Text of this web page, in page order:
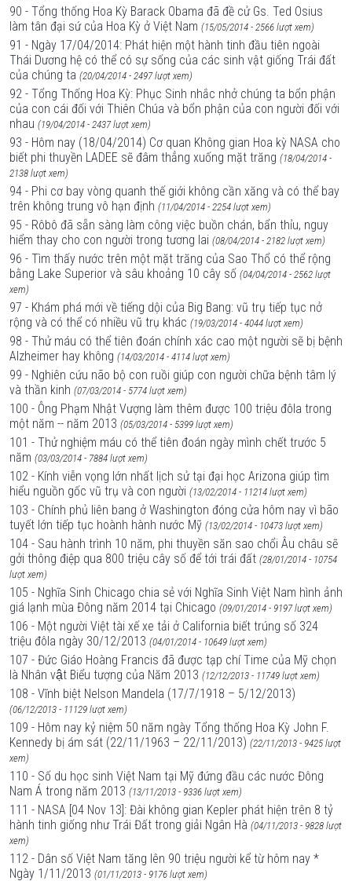
90 - Tổng thống Hoa Kỳ Barack Obama đã đề cử Gs. Ted Osius
làm tân đại sứ của Hoa Kỳ ở Việt Nam (15/05/2014 - 2566 lượt xem)
91 - Ngày 17/04/2014: Phát hiện một hành tinh đầu tiên ngoài
Thái Dương hệ có thể có sự sống của các sinh vật giống Trái đất
của chúng ta (20/04/2014 - 2497 lượt xem)
92 - Tổng Thống Hoa Kỳ: Phục Sinh nhắc nhở chúng ta bổn phận
của con cái đối với Thiên Chúa và bổn phận của con người đối với
nhau (19/04/2014 - 2437 lượt xem)
93 - Hôm nay (18/04/2014) Cơ quan Không gian Hoa kỳ NASA cho
biết phi thuyền LADEE sẽ đâm thẳng xuống mặt trăng (18/04/2014 -
2138 lượt xem)
94 - Phi cơ bay vòng quanh thế giới không cần xăng và có thể bay
trên không trung vô hạn định (11/04/2014 - 2254 lượt xem)
95 - Rôbô đã sẵn sàng làm công việc buồn chán, bẩn thỉu, nguy
hiểm thay cho con người trong tương lai (08/04/2014 - 2182 lượt xem)
96 - Tìm thấy nước trên một mặt trăng của Sao Thổ có thể rộng
bằng Lake Superior và sâu khoảng 10 cây số (04/04/2014 - 2562 lượt
xem)
97 - Khám phá mới về tiếng dội của Big Bang: vũ trụ tiếp tục nở
rộng và có thể có nhiều vũ trụ khác (19/03/2014 - 4044 lượt xem)
98 - Thử máu có thể tiên đoán chính xác cao một người sẽ bị bệnh
Alzheimer hay không (14/03/2014 - 4114 lượt xem)
99 - Nghiên cứu não bộ con ruồi giúp con người chữa bệnh tâm lý
và thần kinh (07/03/2014 - 5774 lượt xem)
100 - Ông Phạm Nhật Vượng làm thêm được 100 triệu đôla trong
một năm -- năm 2013 (05/03/2014 - 5399 lượt xem)
101 - Thử nghiệm máu có thể tiên đoán ngày mình chết trước 5
năm (03/03/2014 - 7884 lượt xem)
102 - Kính viễn vọng lớn nhất lịch sử tại đại học Arizona giúp tìm
hiểu nguồn gốc vũ trụ và con người (13/02/2014 - 11214 lượt xem)
103 - Chính phủ liên bang ở Washington đóng cửa hôm nay vì bão
tuyết lớn tiếp tục hoành hành nước Mỹ (13/02/2014 - 10473 lượt xem)
104 - Sau hành trình 10 năm, phi thuyền săn sao chổi Âu châu sẽ
gởi thông điệp qua 800 triệu cây số để tới trái đất (28/01/2014 - 10754
lượt xem)
105 - Nghĩa Sinh Chicago chia sẻ với Nghĩa Sinh Việt Nam hình ảnh
giá lạnh mùa Đông năm 2014 tại Chicago (09/01/2014 - 9197 lượt xem)
106 - Một người Việt tài xế xe tải ở California biết trúng số 324
triệu đôla ngày 30/12/2013 (04/01/2014 - 10649 lượt xem)
107 - Đức Giáo Hoàng Francis đã được tạp chí Time của Mỹ chọn
là Nhân vật Biểu tượng của Năm 2013 (12/12/2013 - 11749 lượt xem)
108 - Vĩnh biệt Nelson Mandela (17/7/1918 – 5/12/2013)
(06/12/2013 - 11129 lượt xem)
109 - Hôm nay kỷ niệm 50 năm ngày Tổng thống Hoa Kỳ John F.
Kennedy bị ám sát (22/11/1963 – 22/11/2013) (22/11/2013 - 9425 lượt
xem)
110 - Số du học sinh Việt Nam tại Mỹ đứng đầu các nước Đông
Nam Á trong năm 2013 (13/11/2013 - 9336 lượt xem)
111 - NASA [04 Nov 13]: Đài không gian Kepler phát hiện trên 8 tỷ
hành tinh giống như Trái Đất trong giải Ngân Hà (04/11/2013 - 9828 lượt
xem)
112 - Dân số Việt Nam tăng lên 90 triệu người kể từ hôm nay *
Ngày 1/11/2013 (01/11/2013 - 9176 lượt xem)